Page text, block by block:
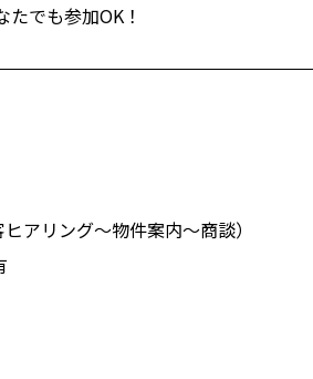
でも参加OK！
アリング〜物件案内〜商談）